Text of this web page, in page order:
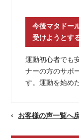
今後マタドー
受けようとす
運動初心者でも
ナーの方のサポ
す。運動を始め
お客様の声一覧へ